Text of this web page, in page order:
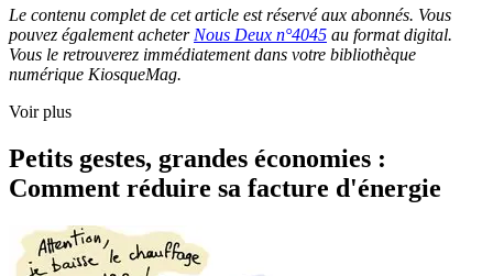
Le contenu complet de cet article est réservé aux abonnés. Vous
pouvez également acheter Nous Deux n°4045 au format digital.
Vous le retrouverez immédiatement dans votre bibliothèque
numérique KiosqueMag.
Voir plus
Petits gestes, grandes économies :
Comment réduire sa facture d'énergie